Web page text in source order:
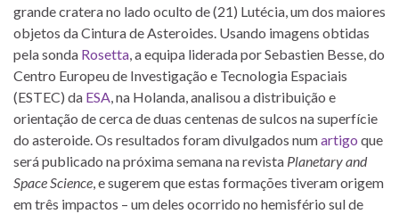
grande cratera no lado oculto de (21) Lutécia, um dos maiores
objetos da Cintura de Asteroides. Usando imagens obtidas
pela sonda Rosetta, a equipa liderada por Sebastien Besse, do
Centro Europeu de Investigação e Tecnologia Espaciais
(ESTEC) da ESA, na Holanda, analisou a distribuição e
orientação de cerca de duas centenas de sulcos na superfície
do asteroide. Os resultados foram divulgados numartigo que
será publicado na próxima semana na revista Planetary and
Space Science, e sugerem que estas formações tiveram origem
em três impactos – um deles ocorrido no hemisfério sul de